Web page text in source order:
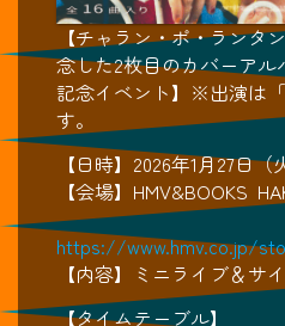
【チャラン・ポ・ラン
念した2枚目のカバーア
記念イベント】※出演は
す。
【日時】2026年1月27日（
【会場】HMV&BOOKS
https://www.hmv.co.jp/
【内容】ミニライブ＆サ
【タイムテーブル】